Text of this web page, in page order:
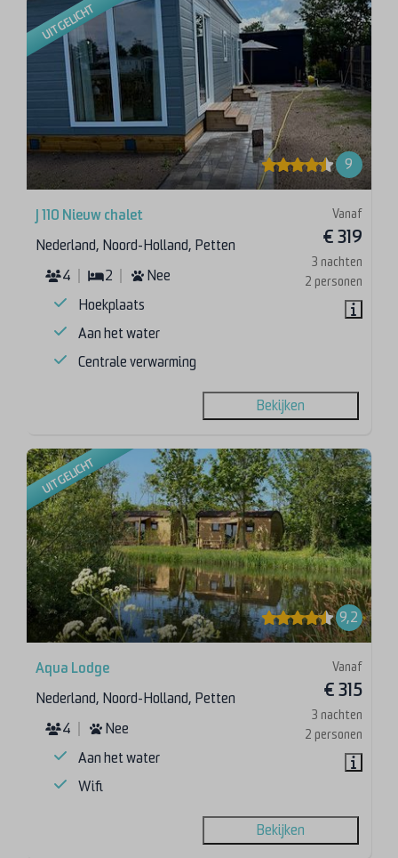
UITGELICHT
9
Vanaf
€ 319
3 nachten
2 personen
J 110 Nieuw chalet
Nederland, Noord-Holland, Petten
4
2
Nee
Hoekplaats
Aan het water
Centrale verwarming
Bekijken
UITGELICHT
9,2
Vanaf
€ 315
3 nachten
2 personen
Aqua Lodge
Nederland, Noord-Holland, Petten
4
Nee
Aan het water
Wifi
Bekijken